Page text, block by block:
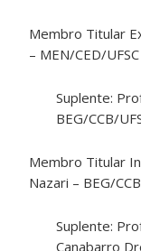
Membro Titular
– MEN/CED/UFSC
Suplente:
BEG/CCB/
Membro Titular
Nazari – BEG/
Suplente:
Canabarro